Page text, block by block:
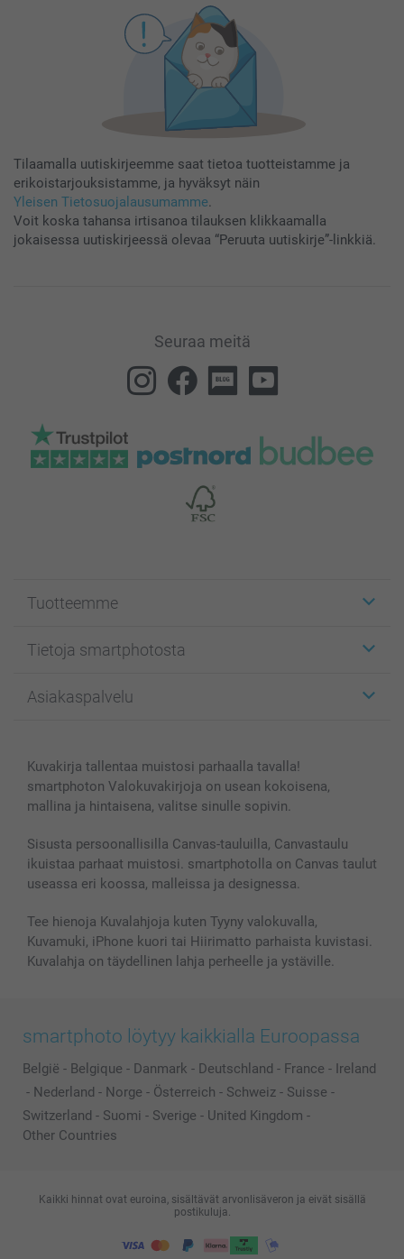
Tilaamalla uutiskirjeemme saat tietoa tuotteistamme ja
erikoistarjouksistamme, ja hyväksyt näin
Yleisen Tietosuojalausumamme.
Voit koska tahansa irtisanoa tilauksen klikkaamalla
jokaisessa uutiskirjeessä olevaa “Peruuta uutiskirje”-linkkiä.
Seuraa meitä
Tuotteemme
Kuvakortit
Kuvakirjat
Kännykkä & Tabletti
MyNameBook
Valokuvakehykset & Lisätarvikkeet
Lahjakortti
Kaikki kuvatuotteet
Tietoja smartphotosta
Affiliate ohjelma
Sivukartta
Ehdot/takuut
Asiakaspalvelu
smartbonus
Hinnat & maksutavat
Kuvakirja tallentaa muistosi parhaalla tavalla!
smartphoton Valokuvakirjoja on usean kokoisena,
mallina ja hintaisena, valitse sinulle sopivin.
Sisusta persoonallisilla Canvas-tauluilla, Canvastaulu
ikuistaa parhaat muistosi. smartphotolla on Canvas taulut
useassa eri koossa, malleissa ja designessa.
Tee hienoja Kuvalahjoja kuten Tyyny valokuvalla,
Kuvamuki, iPhone kuori tai Hiirimatto parhaista kuvistasi.
Kuvalahja on täydellinen lahja perheelle ja ystäville.
smartphoto löytyy kaikkialla Euroopassa
België - Belgique - Danmark - Deutschland - France - Ireland
- Nederland - Norge - Österreich - Schweiz - Suisse -
Switzerland - Suomi - Sverige - United Kingdom -
Other Countries
Kaikki hinnat ovat euroina, sisältävät arvonlisäveron ja eivät sisällä
postikuluja.